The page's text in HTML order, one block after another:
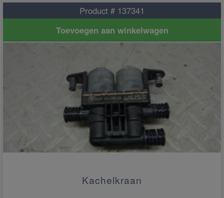
Product # 137341
Toevoegen aan winkelwagen
Kachelkraan